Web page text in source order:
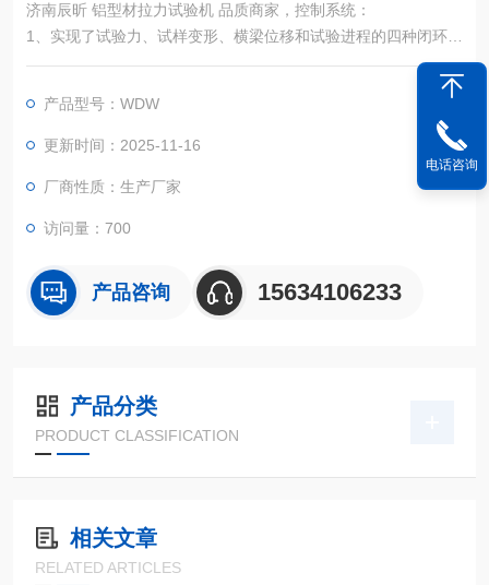
济南辰昕 铝型材拉力试验机 品质商家，控制系统：
1、实现了试验力、试样变形、横梁位移和试验进程的四种闭环控
制；
2、数据采集系统由4路32位A/D转换通道组成。分辨率达1/5000
00，全程不分档；
3、选用BB、AD、Xilinx等原装集成器件，全数字化设计；
产品型号：WDW
更新时间：2025-11-16
厂商性质：生产厂家
访问量：700
产品咨询 15634106233
产品分类
PRODUCT CLASSIFICATION
相关文章
RELATED ARTICLES
电话咨询